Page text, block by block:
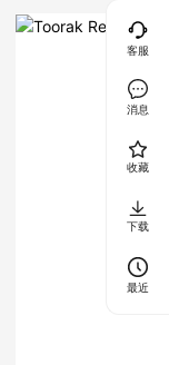
客服
消息
收藏
下载
最近